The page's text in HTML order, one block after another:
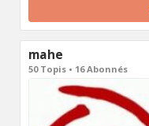
mahe
50 Topis • 16 Abonnés